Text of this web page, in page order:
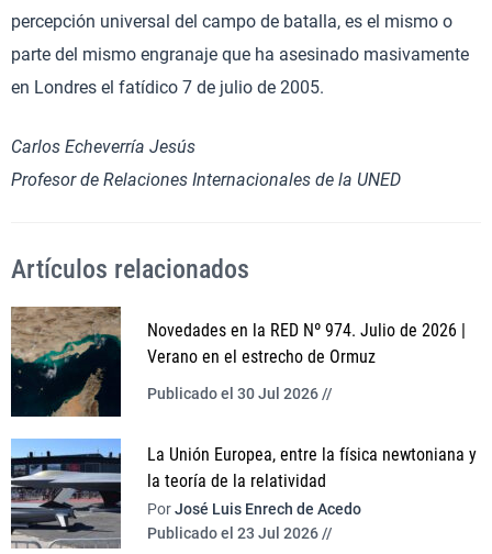
percepción universal del campo de batalla, es el mismo o
parte del mismo engranaje que ha asesinado masivamente
en Londres el fatídico 7 de julio de 2005.
Carlos Echeverría Jesús
Profesor de Relaciones Internacionales de la UNED
Artículos relacionados
Novedades en la RED Nº 974. Julio de 2026 |
Verano en el estrecho de Ormuz
Publicado el 30 Jul 2026 //
La Unión Europea, entre la física newtoniana y
la teoría de la relatividad
PorJosé Luis Enrech de Acedo
Publicado el 23 Jul 2026 //